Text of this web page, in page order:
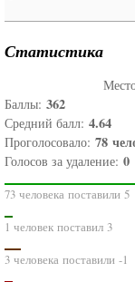
Статистика
Баллы: 362
Средний балл: 4.64
Проголосовало: 78
Голосов за удаление: 0
73 человека поставили 5
1 человек поставил 3
3 человека поставили -1